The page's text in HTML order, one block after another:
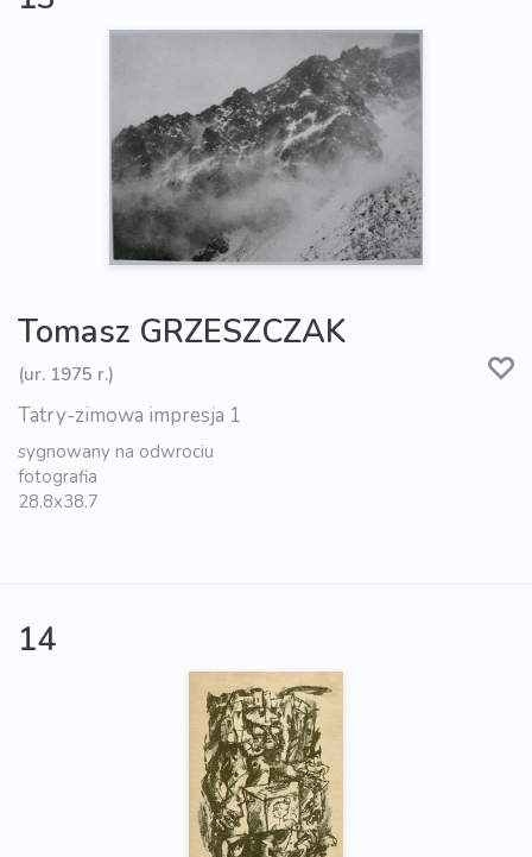
Tomasz GRZESZCZAK
(ur. 1975 r.)
Tatry-zimowa impresja 1
sygnowany na odwrociu
fotografia
28.8x38.7
14